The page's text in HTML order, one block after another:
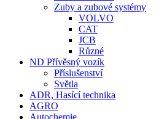
Zuby a zubové systémy
VOLVO
CAT
JCB
Různé
ND Přívěsný vozík
Příslušenství
Světla
ADR, Hasící technika
AGRO
Autochemie